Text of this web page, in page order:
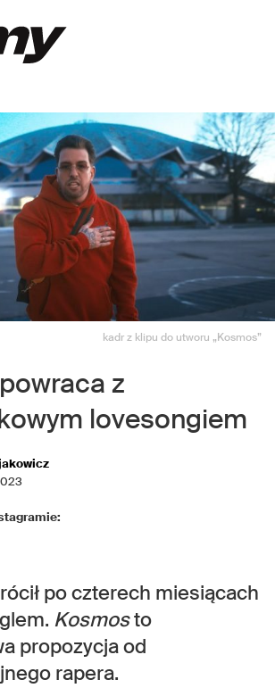
kadr z klipu do utworu „Kosmos”
powraca z
lovesongiem
po czterech miesiącach
Kosmosto
propozycja od
rapera.